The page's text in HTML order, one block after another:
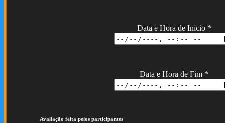
Data e Hora de Início *
Data e Hora de Fim *
Avaliação feita pelos participantes